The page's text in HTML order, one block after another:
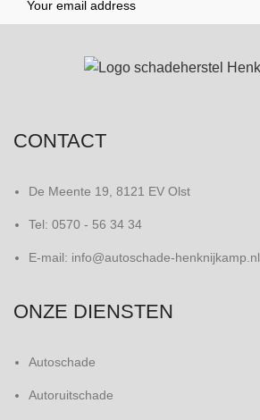
CONTACT
De Meente 19, 8121 EV Olst
Tel: 0570 - 56 34 34
E-mail: info@autoschade-henknijkamp.nl
ONZE DIENSTEN
Autoschade
Autoruitschade